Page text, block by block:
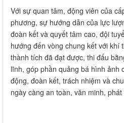
Với sự quan tâm, động viên của
phương, sự hướng dẫn của lực
đoàn kết và quyết tâm cao, đội
hướng đến vòng chung kết với khí
thành tích đã đạt được, thi đấu
lĩnh, góp phần quảng bá hình ảnh
động, đoàn kết, trách nhiệm và
ngày càng an toàn, văn minh, phát